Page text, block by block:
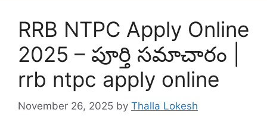
RRB NTPC Apply Online
2025 – పూర్తి సమాచారం |
rrb ntpc apply online
November 26, 2025 by Thalla Lokesh